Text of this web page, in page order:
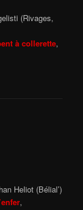
(Rivages,
à collerette,
Heliot (Bélial’)
,